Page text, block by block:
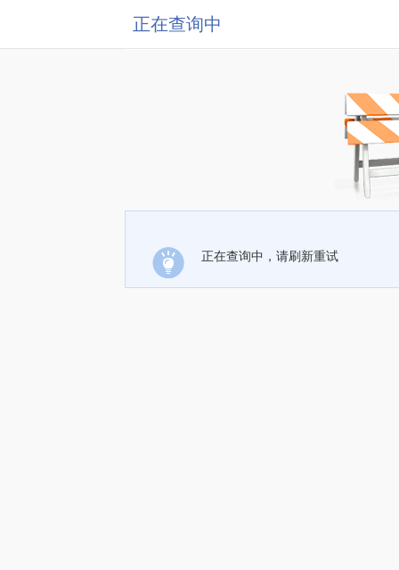
正在查询中
正在查询中，请刷新重试